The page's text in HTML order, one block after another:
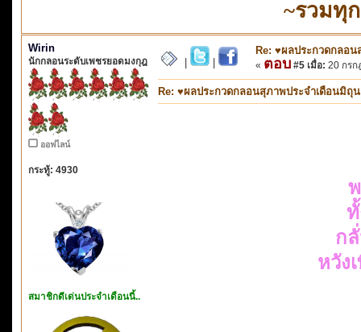
~รวมทุ
Wirin
นักกลอนระดับเพชรยอดมงกุฎ
ออฟไลน์
กระทู้: 4930
สมาชิกดีเด่นประจำเดือนนี้..
Re: ♥ผลประกวดกลอ
« ตอบ #5 เมื่อ: 20 กรก
Re: ♥ผลประกวดกลอนสุภาพประจำเดือน
ก
หวัง